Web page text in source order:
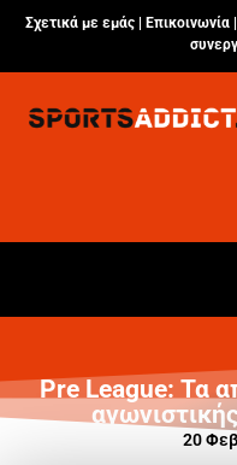
Σχετικά με εμάς | Επικοινωνία
Pre League: Τα
20